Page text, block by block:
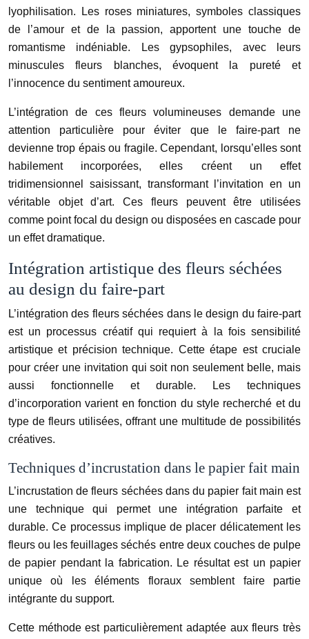
lyophilisation. Les roses miniatures, symboles classiques
de l’amour et de la passion, apportent une touche de
romantisme indéniable. Les gypsophiles, avec leurs
minuscules fleurs blanches, évoquent la pureté et
l’innocence du sentiment amoureux.
L’intégration de ces fleurs volumineuses demande une
attention particulière pour éviter que le faire-part ne
devienne trop épais ou fragile. Cependant, lorsqu’elles sont
habilement incorporées, elles créent un effet
tridimensionnel saisissant, transformant l’invitation en un
véritable objet d’art. Ces fleurs peuvent être utilisées
comme point focal du design ou disposées en cascade pour
un effet dramatique.
Intégration artistique des fleurs séchées
au design du faire-part
L’intégration des fleurs séchées dans le design du faire-part
est un processus créatif qui requiert à la fois sensibilité
artistique et précision technique. Cette étape est cruciale
pour créer une invitation qui soit non seulement belle, mais
aussi fonctionnelle et durable. Les techniques
d’incorporation varient en fonction du style recherché et du
type de fleurs utilisées, offrant une multitude de possibilités
créatives.
Techniques d’incrustation dans le papier fait main
L’incrustation de fleurs séchées dans du papier fait main est
une technique qui permet une intégration parfaite et
durable. Ce processus implique de placer délicatement les
fleurs ou les feuillages séchés entre deux couches de pulpe
de papier pendant la fabrication. Le résultat est un papier
unique où les éléments floraux semblent faire partie
intégrante du support.
Cette méthode est particulièrement adaptée aux fleurs très